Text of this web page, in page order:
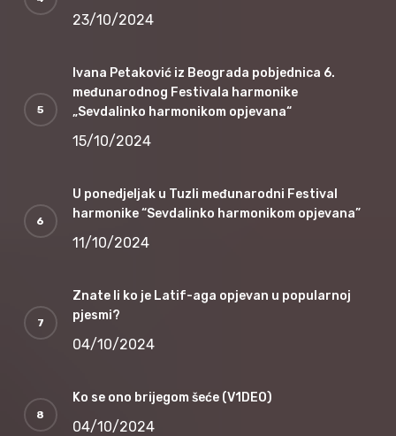
23/10/2024
Ivana Petaković iz Beograda pobjednica 6.
međunarodnog Festivala harmonike
„Sevdalinko harmonikom opjevana“
15/10/2024
U ponedjeljak u Tuzli međunarodni Festival
harmonike “Sevdalinko harmonikom opjevana”
11/10/2024
Znate li ko je Latif-aga opjevan u popularnoj
pjesmi?
04/10/2024
Ko se ono brijegom šeće (V1DEO)
04/10/2024